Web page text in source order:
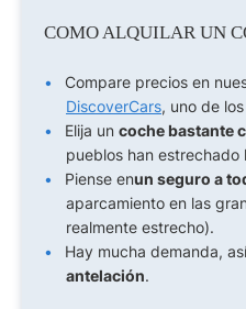
COMO ALQUILAR UN
Compare precios en
DiscoverCars, uno de
Elija un coche bastante
pueblos han estrechado
Piense enun seguro a
aparcamiento en las
realmente estrecho).
Hay mucha demanda,
antelación.